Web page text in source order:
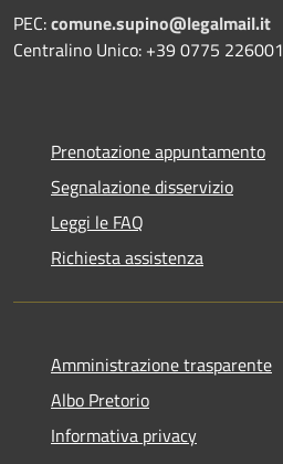
PEC:comune.supino@legalmail.it
Centralino Unico: +39 0775 226001
Prenotazione appuntamento
Segnalazione disservizio
Leggi le FAQ
Richiesta assistenza
Amministrazione trasparente
Albo Pretorio
Informativa privacy